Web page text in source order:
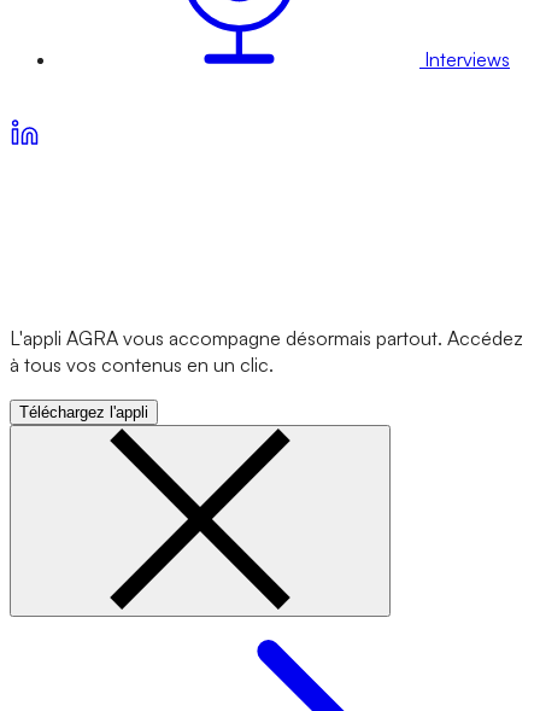
Interviews
L'appli AGRA vous accompagne désormais partout. Accédez
à tous vos contenus en un clic.
Téléchargez l'appli